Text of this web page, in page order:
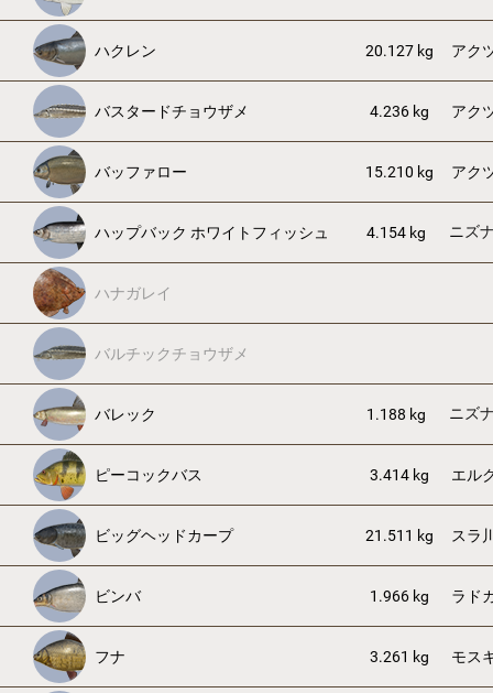
ハクレン 20.127 kg アク
バスタードチョウザメ 4.236 kg アク
バッファロー 15.210 kg アク
ハップバック ホワイトフィッシュ 4.154 kg ニズ
ハナガレイ
バルチックチョウザメ
バレック 1.188 kg ニズ
ピーコックバス 3.414 kg エル
ビッグヘッドカープ 21.511 kg スラ
ビンバ 1.966 kg ラド
フナ 3.261 kg モス